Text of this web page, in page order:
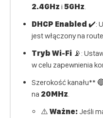
2.4GHz i5GHz.
DHCP Enabled ✔️:
jest włączony na
Tryb Wi-Fi 📡:
w celu zapewnienia
Szerokość kanału**
na 20MHz.
⚠️Ważne: Jeśli